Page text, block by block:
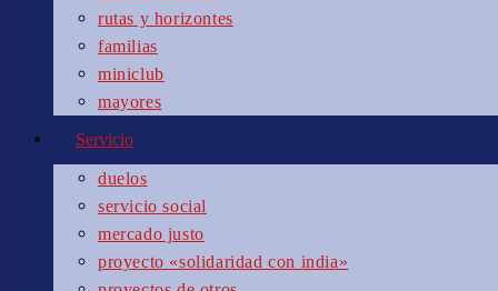
rutas y horizontes
familias
miniclub
mayores
Servicio
duelos
servicio social
mercado justo
proyecto «solidaridad con india»